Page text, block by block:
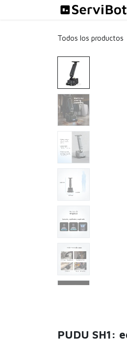
Todos los productos
PUDU SH1: